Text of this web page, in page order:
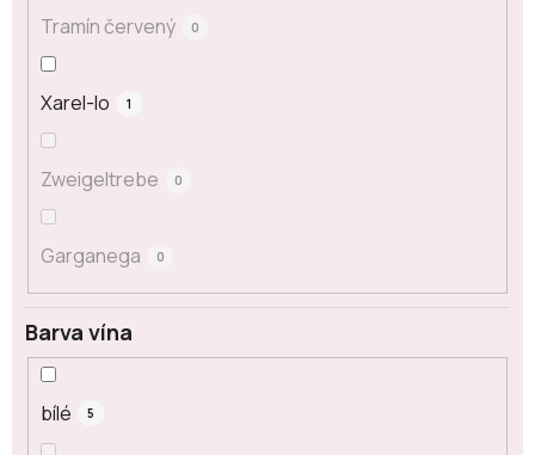
Tramín červený 0
Xarel-lo 1
Zweigeltrebe 0
Garganega 0
Barva vína
bílé 5